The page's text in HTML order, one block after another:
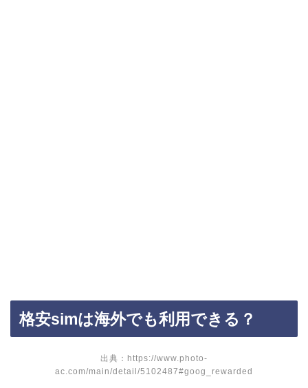
格安simは海外でも利用できる？
出典：https://www.photo-
ac.com/main/detail/5102487#goog_rewarded